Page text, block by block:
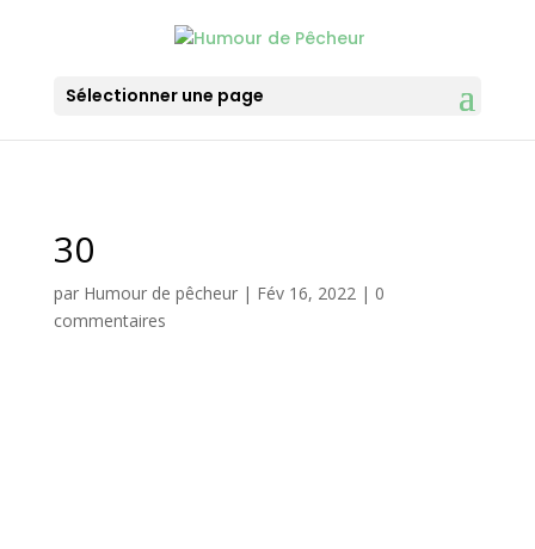
Sélectionner une page
30
par Humour de pêcheur| Fév 16, 2022| 0
commentaires